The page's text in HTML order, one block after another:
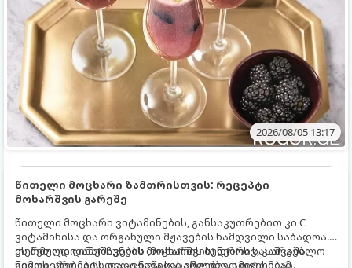
2026/08/05 13:17
წითელი მოცხარი ზამთრისთვის: რეცეპტი
მოხარშვის გარეშე
წითელი მოცხარი ვიტამინების, განსაკუთრებით კი C
ვიტამინისა და ორგანული მჟავების ნამდვილი საბადოა.
თერმული დამუშავების (მოხარშვის) დროს სასარგებლო
ნივთიერებების დიდი ნაწილი იშლება. ამიტომ, ამ
ეს მეთოდი ინარჩუნებს მოცხარის ბუნებრივ, კაშკაშა
გემოს, არომატს და ყველა სასარგებლო თვისებას.